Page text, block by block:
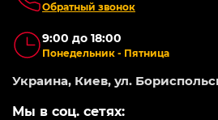
Обратный звонок
9:00 до 18:00
Понедельник - Пятница
Украина, Киев, ул.
Мы в соц. сетях: